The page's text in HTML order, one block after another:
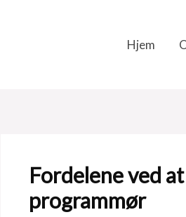
Hjem
Fordelene ved
programmør